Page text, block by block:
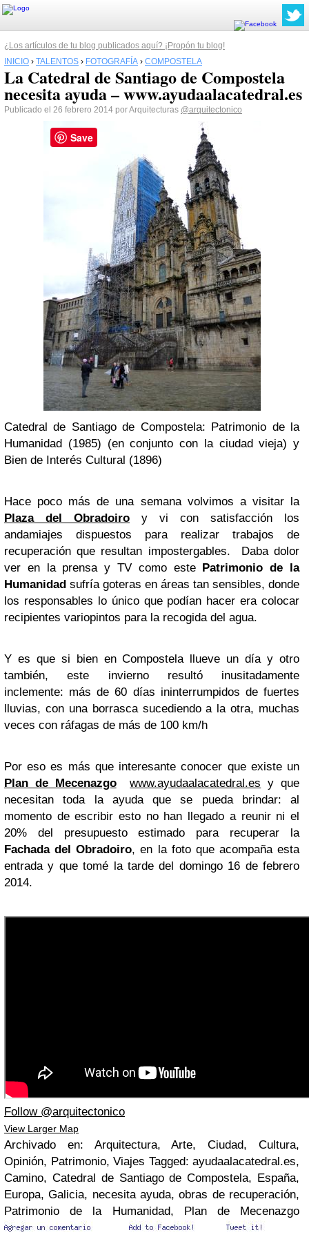
¿Los artículos de tu blog publicados aquí? ¡Propón tu blog!
INICIO › TALENTOS › FOTOGRAFÍA › COMPOSTELA
La Catedral de Santiago de Compostela
necesita ayuda – www.ayudaalacatedral.es
Publicado el 26 febrero 2014 por Arquitecturas @arquitectonico
Catedral de Santiago de Compostela: Patrimonio de la
Humanidad (1985) (en conjunto con la ciudad vieja) y
Bien de Interés Cultural (1896)
Hace poco más de una semana volvimos a visitar la
Plaza del Obradoiro y vi con satisfacción los
andamiajes dispuestos para realizar trabajos de
recuperación que resultan impostergables. Daba dolor
ver en la prensa y TV como este Patrimonio de la
Humanidad sufría goteras en áreas tan sensibles, donde
los responsables lo único que podían hacer era colocar
recipientes variopintos para la recogida del agua.
Y es que si bien en Compostela llueve un día y otro
también, este invierno resultó inusitadamente
inclemente: más de 60 días ininterrumpidos de fuertes
lluvias, con una borrasca sucediendo a la otra, muchas
veces con ráfagas de más de 100 km/h
Por eso es más que interesante conocer que existe un
Plan de Mecenazgo
www.ayudaalacatedral.es y que
necesitan toda la ayuda que se pueda brindar: al
momento de escribir esto no han llegado a reunir ni el
20% del presupuesto estimado para recuperar la
Fachada del Obradoiro, en la foto que acompaña esta
entrada y que tomé la tarde del domingo 16 de febrero
2014.
Follow @arquitectonico
View Larger Map
Archivado en: Arquitectura, Arte, Ciudad, Cultura,
Opinión, Patrimonio, Viajes Tagged: ayudaalacatedral.es,
Camino, Catedral de Santiago de Compostela, España,
Europa, Galicia, necesita ayuda, obras de recuperación,
Patrimonio de la Humanidad, Plan de Mecenazgo
Save